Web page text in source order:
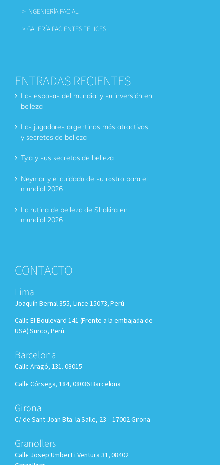
CONTACTO
Lima
Joaquín Bernal 355, Lince 15073, Perú
Calle El Boulevard 141 (Frente a la embajada de
USA) Surco, Perú
Barcelona
Calle Aragó, 131. 08015
Calle Córsega, 184, 08036 Barcelona
Girona
C/ de Sant Joan Bta. la Salle, 23 – 17002 Girona
Granollers
Calle Josep Umbert i Ventura 31, 08402
ENTRADAS RECIENTES
Las esposas del mundial y su inversión en
belleza
Los jugadores argentinos más atractivos
y secretos de belleza
Tyla y sus secretos de belleza
Neymar y el cuidado de su rostro para el
mundial 2026
La rutina de belleza de Shakira en
mundial 2026
> INGENIERÍA FACIAL
> GALERÍA PACIENTES FELICES